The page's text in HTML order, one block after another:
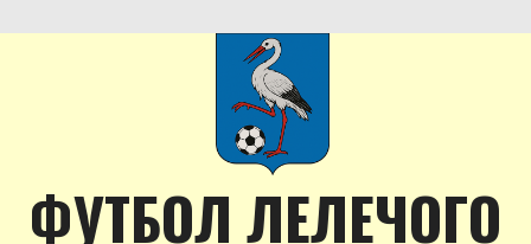
to
ФУТБОЛ ЛЕЛЕЧОГО